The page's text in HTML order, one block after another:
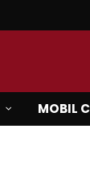
MOBIL